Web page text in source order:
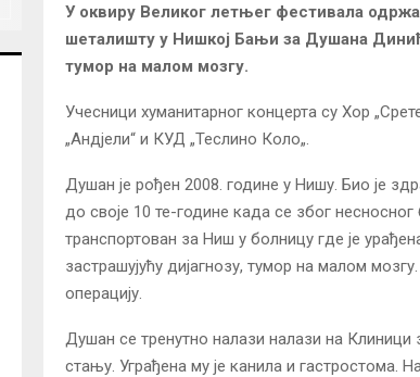
У оквиру Великог летњег фестивала
шеталишту у Нишкој Бањи за Душана
тумор на малом мозгу.
Учесници хуманитарног концерта су Хор
„Андјели“ и КУД „Теслино Коло„.
Душан је рођен 2008. године у Нишу. Био је
до своје 10 те-године када се због несносног
транспортован за Ниш у болницу где је
застрашујућу дијагнозу, тумор на малом
операцију.
Душан се тренутно налази налази на Клиници
стању. Уграђена му је канила и гастростома.